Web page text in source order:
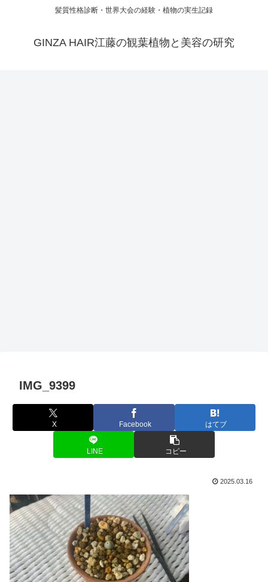
髪質性格診断・世界大会の経験・植物の実生記録
GINZA HAIR江藤の観葉植物と美容の研究
IMG_9399
X Facebook はてブ
LINE コピー
2025.03.16